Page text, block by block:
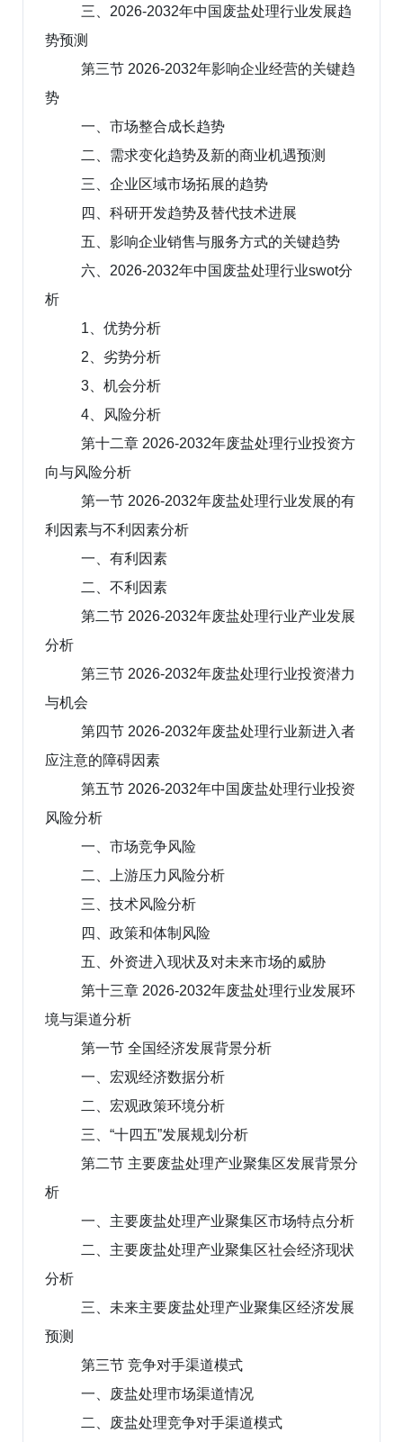
三、2026-2032年中国废盐处理行业发展趋
势预测
第三节 2026-2032年影响企业经营的关键趋
势
一、市场整合成长趋势
二、需求变化趋势及新的商业机遇预测
三、企业区域市场拓展的趋势
四、科研开发趋势及替代技术进展
五、影响企业销售与服务方式的关键趋势
六、2026-2032年中国废盐处理行业swot分
析
1、优势分析
2、劣势分析
3、机会分析
4、风险分析
第十二章 2026-2032年废盐处理行业投资方
向与风险分析
第一节 2026-2032年废盐处理行业发展的有
利因素与不利因素分析
一、有利因素
二、不利因素
第二节 2026-2032年废盐处理行业产业发展
分析
第三节 2026-2032年废盐处理行业投资潜力
与机会
第四节 2026-2032年废盐处理行业新进入者
应注意的障碍因素
第五节 2026-2032年中国废盐处理行业投资
风险分析
一、市场竞争风险
二、上游压力风险分析
三、技术风险分析
四、政策和体制风险
五、外资进入现状及对未来市场的威胁
第十三章 2026-2032年废盐处理行业发展环
境与渠道分析
第一节 全国经济发展背景分析
一、宏观经济数据分析
二、宏观政策环境分析
三、“十四五”发展规划分析
第二节 主要废盐处理产业聚集区发展背景分
析
一、主要废盐处理产业聚集区市场特点分析
二、主要废盐处理产业聚集区社会经济现状
分析
三、未来主要废盐处理产业聚集区经济发展
预测
第三节 竞争对手渠道模式
一、废盐处理市场渠道情况
二、废盐处理竞争对手渠道模式